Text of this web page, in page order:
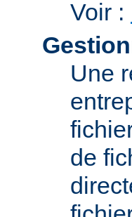
Voir :
Une
de